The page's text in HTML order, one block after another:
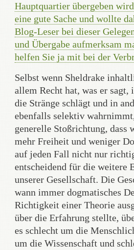
Hauptquartier übergeben
eine gute Sache und wollte
Blog-Leser bei dieser
und Übergabe aufmerksam
helfen Sie ja mit bei der
Selbst wenn Sheldrake
allem Recht hat, was er sagt,
die Stränge schlägt und in
ebenfalls selektiv
generelle Stoßrichtung, dass
mehr Freiheit und weniger
auf jeden Fall nicht nur
entscheidend für die weitere
unserer Gesellschaft. Die
wann immer dogmatisches
Richtigkeit einer Theorie
über die Erfahrung stellte,
es schlecht um die
um die Wissenschaft und